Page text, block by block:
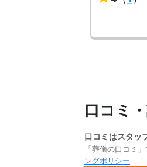
口コミ
口コミはスタッ
「葬儀の口コミ
ングポリシー